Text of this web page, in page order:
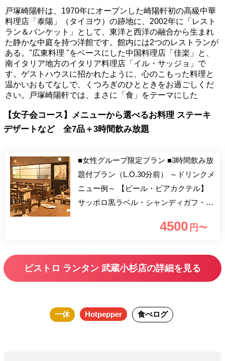
戸塚崎陽軒は、1970年にオープンした崎陽軒初の高級中華
料理店「泰陽」（タイヨウ）の跡地に、2002年に「レスト
ラン＆バンケット」として、東洋と西洋の融合から生まれ
た静かな中庭を持つ洋館です。館内には2つのレストランが
ある。"広東料理 "をベースにした中国料理店「佳楽」と、
南イタリア地方のイタリア料理店「イル・サッジョ」で
す。ゲストハウスに招かれたように、心のこもった料理と
温かいおもてなしで、くつろぎのひとときをお過ごしくだ
さい。戸塚崎陽軒では、まさに「食」をテーマにした
【女子会コース】メニューから選べるお料理 ステーキ
デザートなど 全7品＋3時間飲み放題
■女性グループ限定プラン ■3時間飲み放
題付プラン（L.O.30分前） ～ドリンクメ
ニュー例～ 【ビール・ビアカクテル】
サッポロ黒ラベル・シャンディガフ・パ
ンジビア 【ハイボール】 ハイボール・
ワイン】 各種 赤・白 【サワー】 レモ
ス・ピーチベース・ラムベース・ウォッ
4500 円〜
ビストロ ランタン 武蔵小杉店の詳細を見る
一休 Hotpepper 食べログ